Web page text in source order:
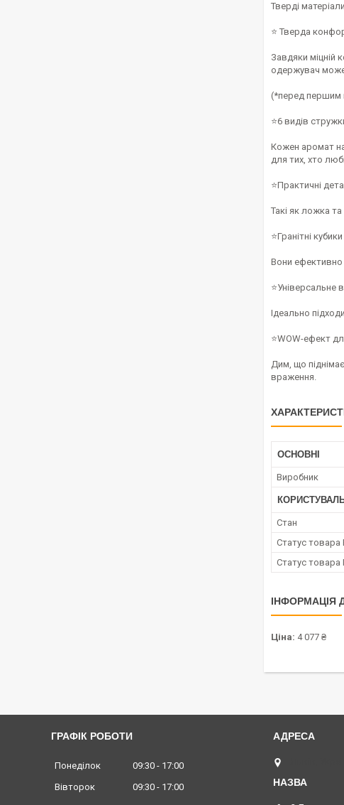
Тверді
⭐ Тверда
Завдяки міцній
одержувач
(*перед першим
⭐6 видів
Кожен аромат
для тих, хто
⭐Практичні
Такі як ложка
⭐Гранітні кубики
Вони ефективно
⭐Універсальне
Ідеально
⭐WOW-ефект
Дим, що
враження.
ОСНОВНІ
Виробник
Стан
Статус товара
Статус товара
ІНФОРМАЦІЯ
Ціна: 4 077 ₴
ГРАФІК РОБОТИ
Понеділок 09:30
17:00
Вівторок
09:30
17:00